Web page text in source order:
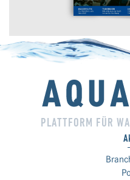
PLATTFORM FÜR